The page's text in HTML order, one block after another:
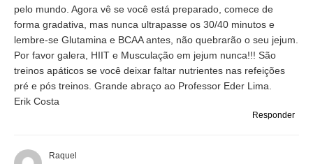
pelo mundo. Agora vê se você está preparado, comece de
forma gradativa, mas nunca ultrapasse os 30/40 minutos e
lembre-se Glutamina e BCAA antes, não quebrarão o seu jejum.
Por favor galera, HIIT e Musculação em jejum nunca!!! São
treinos apáticos se você deixar faltar nutrientes nas refeições
pré e pós treinos. Grande abraço ao Professor Eder Lima.
Erik Costa
Responder
Raquel